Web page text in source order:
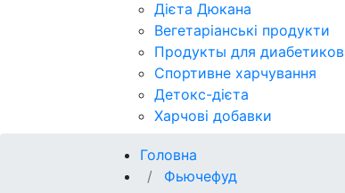
Дієта Дюкана
Вегетаріанські продукти
Продукты для диабетиков
Спортивне харчування
Детокс-дієта
Харчові добавки
Головна
Фьючефуд